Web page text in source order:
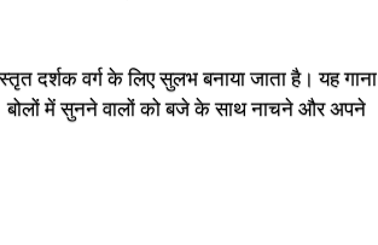
दर्शक वर्ग के लिए सुलभ बनाया जाता है। यह गाना
में सुनने वालों को बजे के साथ नाचने और अपने